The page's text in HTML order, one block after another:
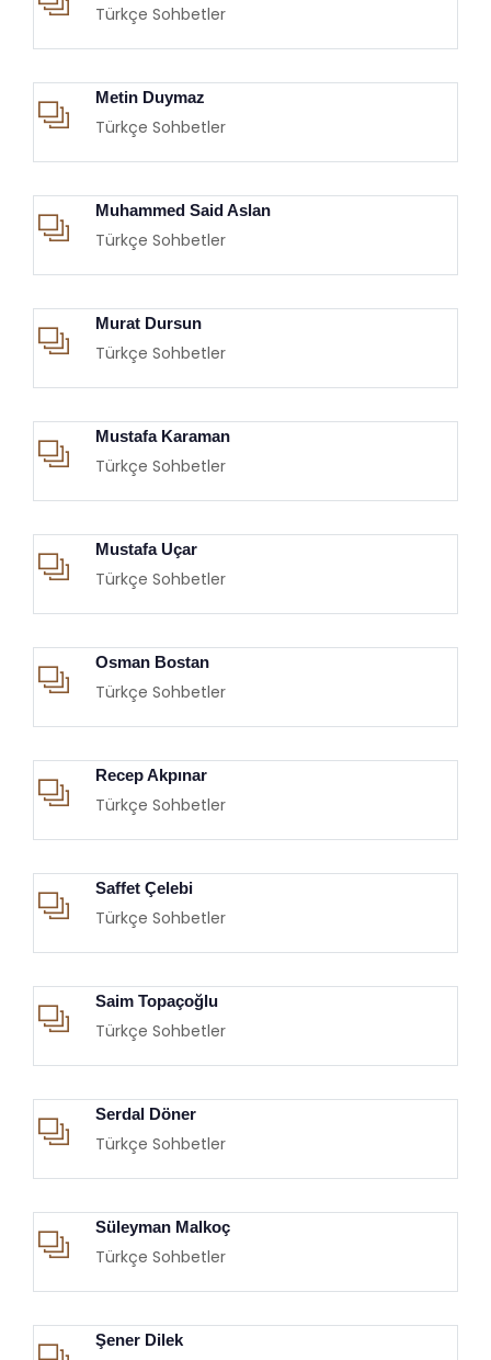
Türkçe Sohbetler
Metin Duymaz
Türkçe Sohbetler
Muhammed Said Aslan
Türkçe Sohbetler
Murat Dursun
Türkçe Sohbetler
Mustafa Karaman
Türkçe Sohbetler
Mustafa Uçar
Türkçe Sohbetler
Osman Bostan
Türkçe Sohbetler
Recep Akpınar
Türkçe Sohbetler
Saffet Çelebi
Türkçe Sohbetler
Saim Topaçoğlu
Türkçe Sohbetler
Serdal Döner
Türkçe Sohbetler
Süleyman Malkoç
Türkçe Sohbetler
Şener Dilek